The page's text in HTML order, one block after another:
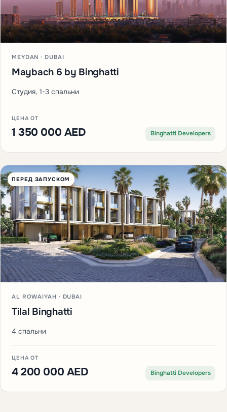
Студия, 1-3 спальни
ЦЕНА ОТ
1 299 999 AED
OFF-PLAN
MEYDAN · DUBAI
Maybach 6 by Binghatti
Студия, 1-3 спальни
ЦЕНА ОТ
1 350 000 AED
ПЕРЕД ЗАПУСКОМ